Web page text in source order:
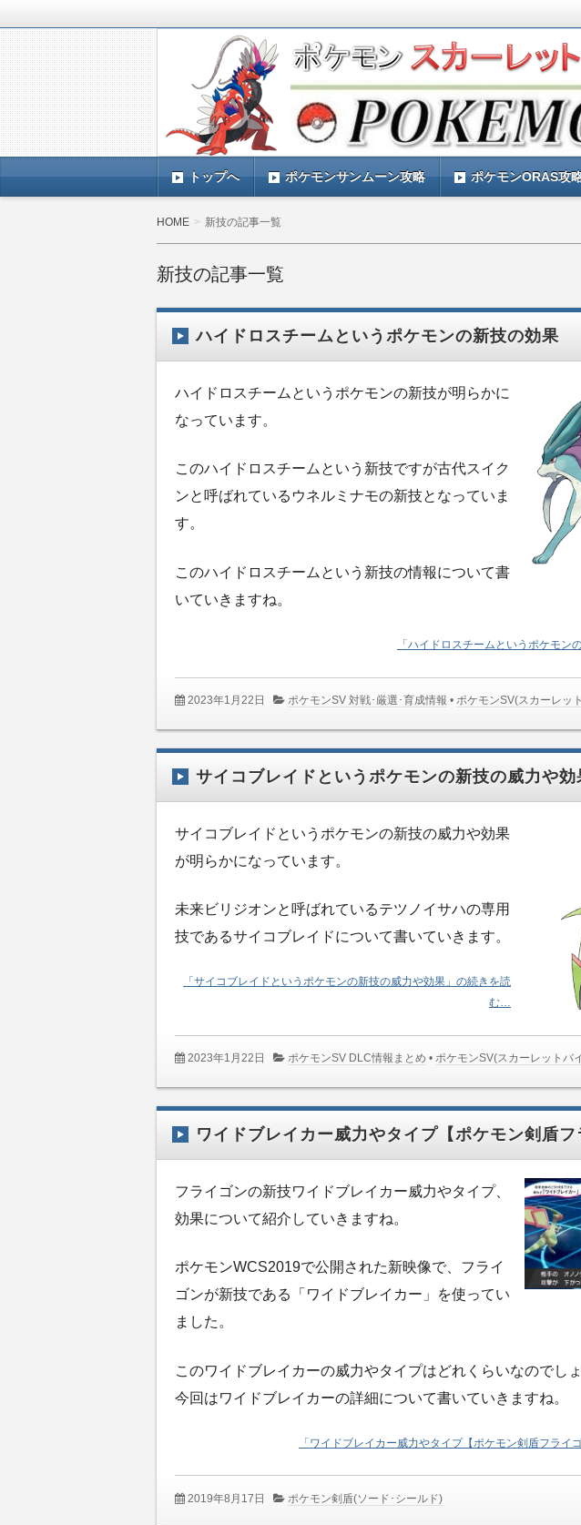
ポケモン最新情報まとめ『
ポケモンSV(スカーレットバイオレット)の攻略や最新情報などを
TIMES』 ポケモンSV(スカーレットバイオレット)の育成論やお
トップへ ポケモンサンムーン攻略 ポケモンORAS攻
HOME 新技の記事一覧
新技の記事一覧
ハイドロスチームというポケモンの新技の効果
ハイドロスチームというポケモンの新技が明らかに
なっています。
このハイドロスチームという新技ですが古代スイク
ンと呼ばれているウネルミナモの新技となっていま
す。
このハイドロスチームという新技の情報について書
いていきますね。
「ハイドロスチームというポケモ
2023年1月22日 ポケモンSV 対戦･厳選･育成情報 • ポケモンSV(スカーレッ
サイコブレイドというポケモンの新技の威力や効
サイコブレイドというポケモンの新技の威力や効果
が明らかになっています。
未来ビリジオンと呼ばれているテツノイサハの専用
技であるサイコブレイドについて書いていきます。
「サイコブレイドというポケモンの新技の威力や効果」の続きを読
む…
2023年1月22日 ポケモンSV DLC情報まとめ •ポケモンSV(スカーレットバ
ワイドブレイカー威力やタイプ【ポケモン剣盾フ
フライゴンの新技ワイドブレイカー威力やタイプ、
効果について紹介していきますね。
ポケモンWCS2019で公開された新映像で、フライ
ゴンが新技である「ワイドブレイカー」を使ってい
ました。
このワイドブレイカーの威力やタイプはどれくらいなのでし
今回はワイドブレイカーの詳細について書いていきますね。
「ワイドブレイカー威力やタイプ【ポケモン剣盾フラ
2019年8月17日 ポケモン剣盾(ソード･シールド)